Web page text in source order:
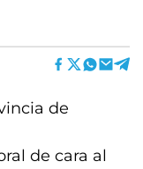
de
de cara al